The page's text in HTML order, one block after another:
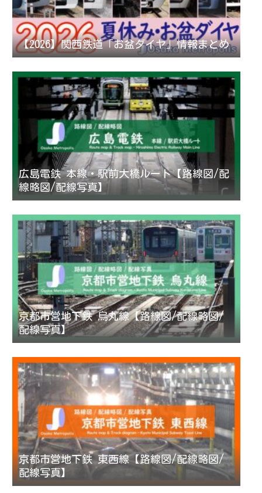
【2026】関西鉄道「お盆ダイヤ」情報まとめ
広島電鉄 本線・駅前大橋ルート【路線図/配
線略図/配線写真】
京都市営地下鉄 烏丸線【路線図/配線略図/
配線写真】
京都市営地下鉄 東西線【路線図/配線略図/
配線写真】